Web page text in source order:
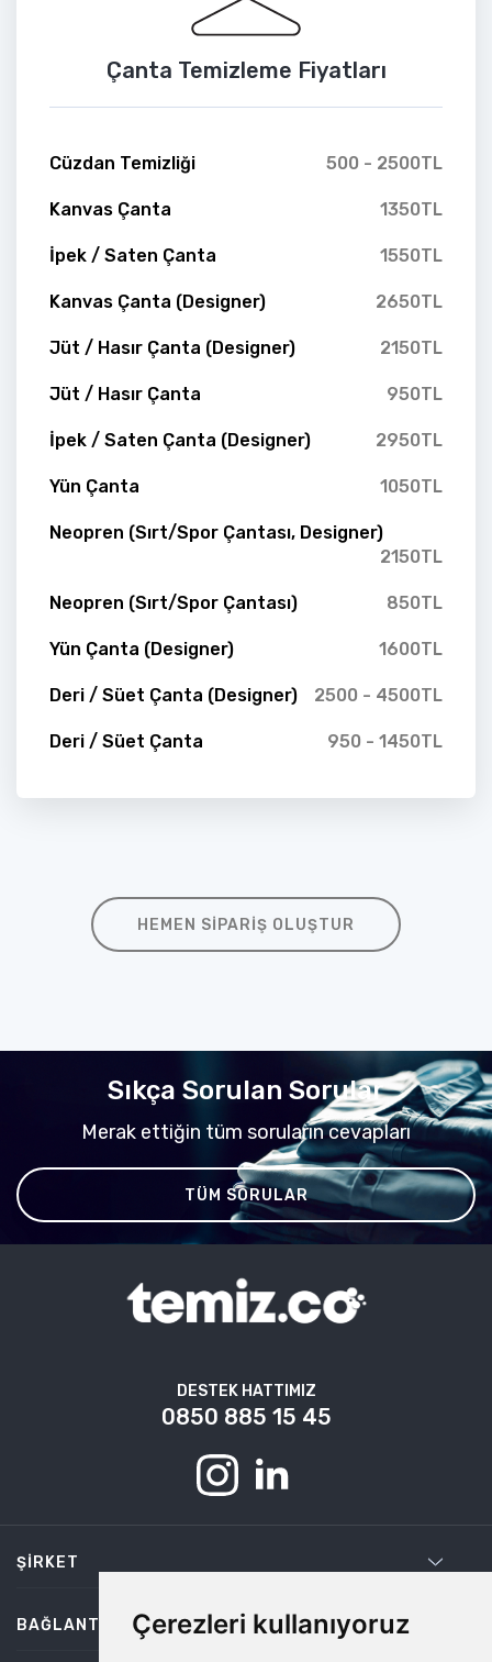
Çerezleri kullanıyoruz
Çanta Temizleme Fiyatları
Cüzdan Temizliği 500 - 2500TL
Kanvas Çanta 1350TL
İpek / Saten Çanta 1550TL
Kanvas Çanta (Designer) 2650TL
Jüt / Hasır Çanta (Designer) 2150TL
Jüt / Hasır Çanta 950TL
İpek / Saten Çanta (Designer) 2950TL
Yün Çanta 1050TL
Neopren (Sırt/Spor Çantası, Designer)
2150TL
Neopren (Sırt/Spor Çantası) 850TL
Yün Çanta (Designer) 1600TL
Deri / Süet Çanta (Designer) 2500 - 4500TL
Deri / Süet Çanta 950 - 1450TL
HEMEN SIPARIŞ OLUŞTUR
Sıkça Sorulan Sorular
Merak ettiğin tüm soruların cevapları
TÜM SORULAR
DESTEK HATTIMIZ
0850 885 15 45
ŞIRKET
BAĞLANTILAR